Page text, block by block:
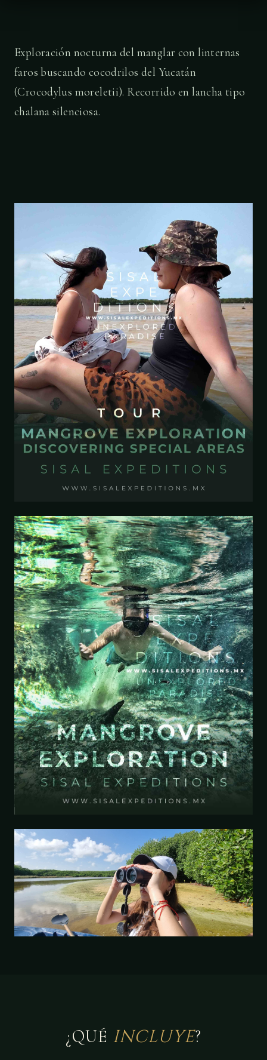
Exploración nocturna del manglar con linternas
faros buscando cocodrilos del Yucatán
(Crocodylus moreletii). Recorrido en lancha tipo
chalana silenciosa.
¿QUÉ INCLUYE?